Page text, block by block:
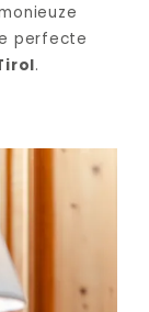
perfecte
.